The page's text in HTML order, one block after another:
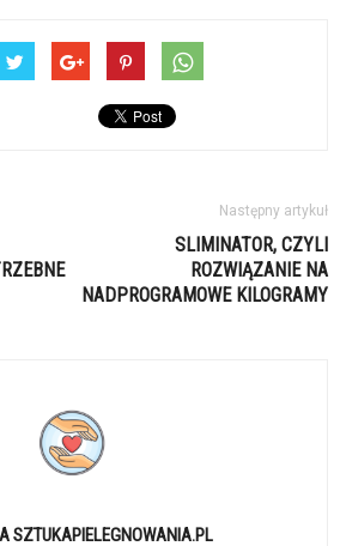
Następny artykuł
SLIMINATOR, CZYLI
ROZWIĄZANIE NA
NADPROGRAMOWE KILOGRAMY
SZTUKAPIELEGNOWANIA.PL